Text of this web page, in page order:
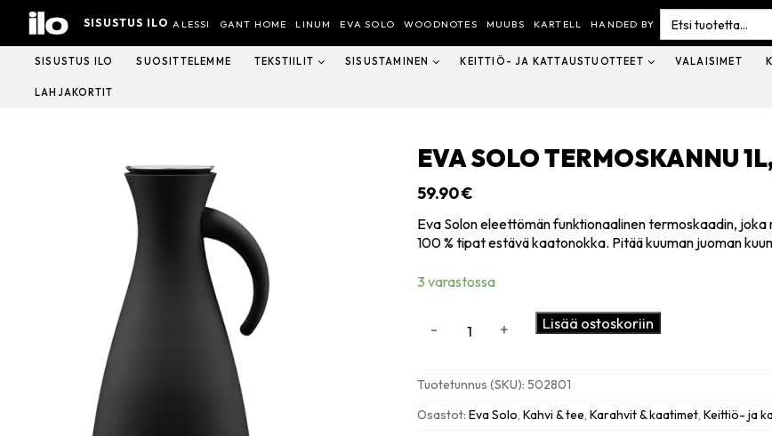
Hyppää
sisältöön
SISUSTUS ILO ALESSI GANT HOME LINUM EVA SOLO WOODNOTES MUUBS KARTELL HANDED BY
Search
for:
SISUSTUS ILO SUOSITTELEMME TEKSTIILIT SISUSTAMINEN KEITTIÖ- JA KATTAUSTUOTTEET VALAISIMET
LAHJAKORTIT
EVA SOLO TERMOSKANNU
59.90€
Eva Solon eleettömän funktionaalinen termoskaadin,
100 % tipat estävä kaatonokka. Pitää kuuman juoman
3 varastossa
matt
black
- + Lisää ostoskoriin
Tuotetunnus (SKU):502801
Osastot:Eva Solo,Kahvi & tee,Karahvit & kaatimet,Keittiö- ja